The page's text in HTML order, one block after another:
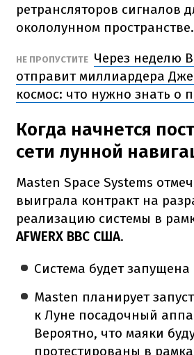
ретрансляторов сигналов
окололунном пространстве.
НЕ ПРОПУСТИТЕ Через неделю
отправит миллиардера
космос: что нужно знать о
Когда начнется
сети лунной
Masten Space Systems
выиграла контракт на
реализацию системы в
AFWERX ВВС США.
Система будет запущена
Masten планирует
к Луне посадочный
Вероятно, что маяки
протестированы в